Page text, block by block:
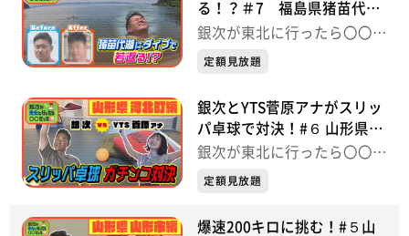
る！？＃7 福島県猪苗代町
編 銀次が東北に行ったら〇
銀次が東北に行ったら〇〇だ
った件
定額見放題
銀次とYTS菅原アナがスリッ
パ卓球で対決！#６ 山形県河
北町編
銀次が東北に行ったら〇〇だ
った件
定額見放題
爆速200キロに挑む！#５山